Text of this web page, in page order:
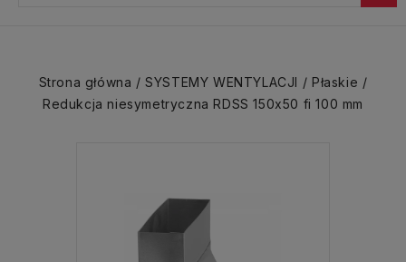
Strona główna SYSTEMY WENTYLACJI
Płaskie
Redukcja niesymetryczna RDSS 150x50 fi 100 mm